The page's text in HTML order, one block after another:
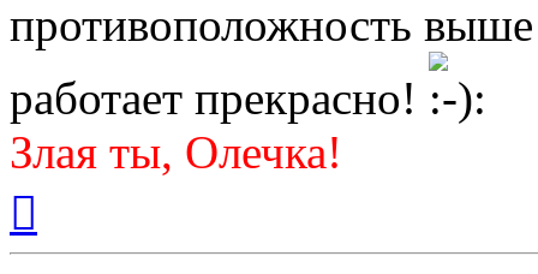
противоположность
работает прекрасно!
Злая ты, Олечка!
началу